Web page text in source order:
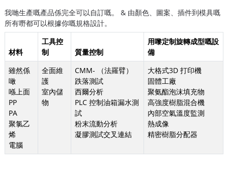
我哋生產嘅產品係完全可以自訂嘅。 & 由顏色、圖案、插件到模具嘅
所有嘢都可以根據你嘅規格設計。
材料
工具控
制
質量控制
用嚟定制旋轉成型嘅設
備
雖然係
噉
喺上面
PP
PA
聚氯乙
烯
電腦
全面維
護
室內儲
物
CMM- （法羅臂）
跌落測試
西爾分析
PLC 控制油箱漏水測
試
粉末流動分析
凝膠測試交叉連結
大格式3D 打印機
固體工廠
聚氨酯泡沫填充物
高強度樹脂混合機
內部空氣溫度監測
熱成像
精密樹脂分配器